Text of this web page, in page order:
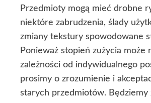
Przedmioty mogą mieć drobne
niektóre zabrudzenia, ślady
zmiany tekstury spowodowane
Ponieważ stopień zużycia może
zależności od indywidualnego
prosimy o zrozumienie i
starych przedmiotów. Będziemy